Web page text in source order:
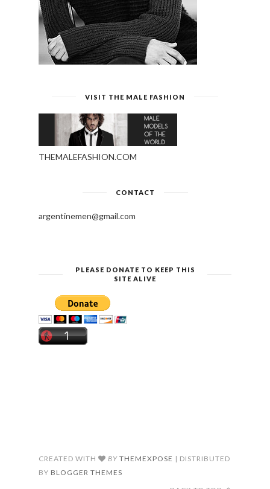
VISIT THE MALE FASHION
THEMALEFASHION.COM
CONTACT
argentinemen@gmail.com
PLEASE DONATE TO KEEP THIS
SITE ALIVE
CREATED WITH BY THEMEXPOSE | DISTRIBUTED
BY BLOGGER THEMES